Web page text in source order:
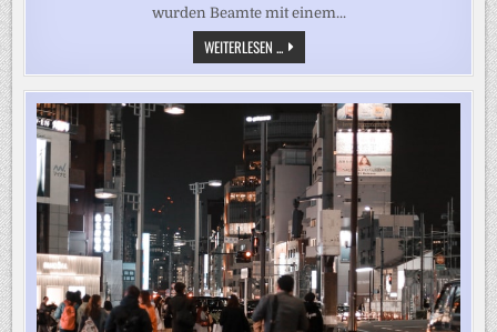
wurden Beamte mit einem...
WEITERLESEN ... „GRENZE
DES
AKZEPTABLEN
ÜBERSCHRITTEN“
–
FESTNAHMEN
PROTESTEN
GEGEN
ASYLUNTERKUNFT
KLEINSTADT